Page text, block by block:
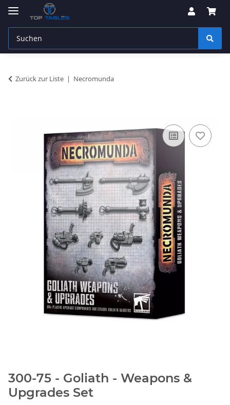
Zurück zur Liste Necromunda
300-75 - Goliath - Weapons &
Upgrades Set